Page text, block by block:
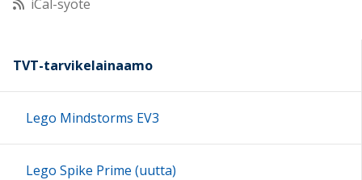
11:00
12:00
iCal-syöte
TVT-tarvikelainaamo
Lego Mindstorms EV3
Lego Spike Prime (uutta)